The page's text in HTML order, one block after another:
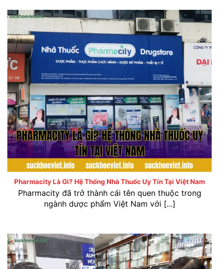
Pharmacity là gì? Hệ thống nhà thuốc uy tín tại Việt
Nam
Pharmacity Là Gì? Hệ Thống Nhà Thuốc Uy Tín Tại Việt Nam
Pharmacity đã trở thành cái tên quen thuộc trong
ngành dược phẩm Việt Nam với [...]